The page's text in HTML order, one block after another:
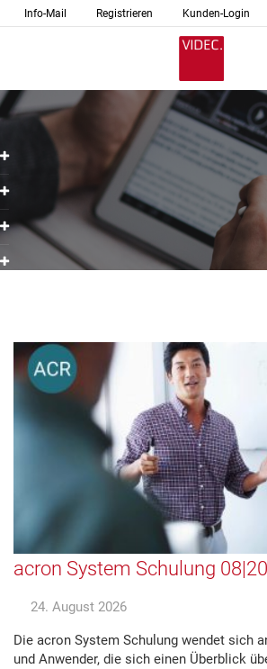
Info-Mail Registrieren Kunden-Login
acron System Schulung
24. August 2026
Die acron System Schulung wendet sich
und Anwender, die sich einen Überblick